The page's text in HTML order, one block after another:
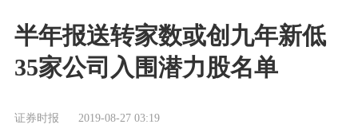
半年报送转家数或创九年新低
35家公司入围潜力股名单
证券时报 2019-08-27 03:19